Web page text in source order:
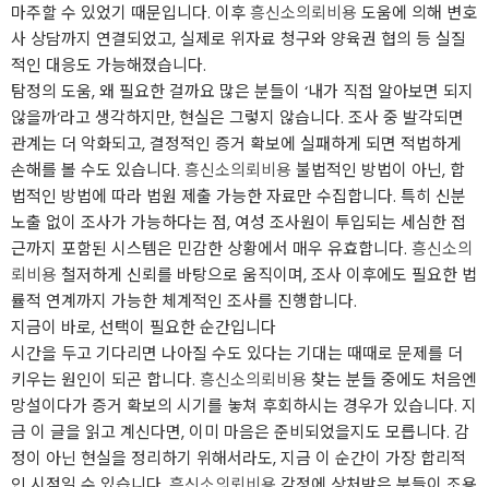
마주할 수 있었기 때문입니다. 이후흥신소의뢰비용 도움에 의해 변호
사 상담까지 연결되었고, 실제로 위자료 청구와 양육권 협의 등 실질
적인 대응도 가능해졌습니다.
탐정의 도움, 왜 필요한 걸까요 많은 분들이 ‘내가 직접 알아보면 되지
않을까’라고 생각하지만, 현실은 그렇지 않습니다. 조사 중 발각되면
관계는 더 악화되고, 결정적인 증거 확보에 실패하게 되면 적법하게
손해를 볼 수도 있습니다. 흥신소의뢰비용 불법적인 방법이 아닌, 합
법적인 방법에 따라 법원 제출 가능한 자료만 수집합니다. 특히 신분
노출 없이 조사가 가능하다는 점, 여성 조사원이 투입되는 세심한 접
근까지 포함된 시스템은 민감한 상황에서 매우 유효합니다. 흥신소의
뢰비용 철저하게 신뢰를 바탕으로 움직이며, 조사 이후에도 필요한 법
률적 연계까지 가능한 체계적인 조사를 진행합니다.
지금이 바로, 선택이 필요한 순간입니다
시간을 두고 기다리면 나아질 수도 있다는 기대는 때때로 문제를 더
키우는 원인이 되곤 합니다. 흥신소의뢰비용 찾는 분들 중에도 처음엔
망설이다가 증거 확보의 시기를 놓쳐 후회하시는 경우가 있습니다. 지
금 이 글을 읽고 계신다면, 이미 마음은 준비되었을지도 모릅니다. 감
정이 아닌 현실을 정리하기 위해서라도, 지금 이 순간이 가장 합리적